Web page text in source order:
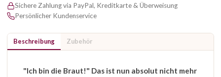
Sichere Zahlung via PayPal, Kreditkarte & Überweisung
Persönlicher Kundenservice
Beschreibung Zubehör
"Ich bin die Braut!" Das ist nun absolut nicht mehr